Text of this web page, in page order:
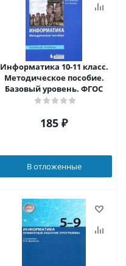
Информатика 10-11 класс.
Методическое пособие.
Базовый уровень. ФГОС
185 ₽
В отложенные